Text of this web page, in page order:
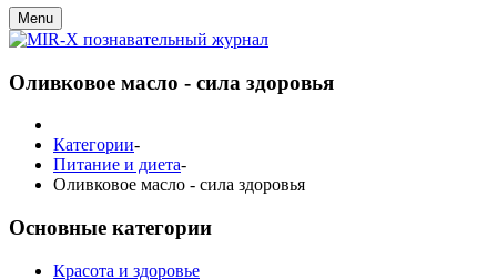
Menu
Оливковое масло - сила здоровья
Категории-
Питание и диета-
Оливковое масло - сила здоровья
Основные категории
Красота и здоровье